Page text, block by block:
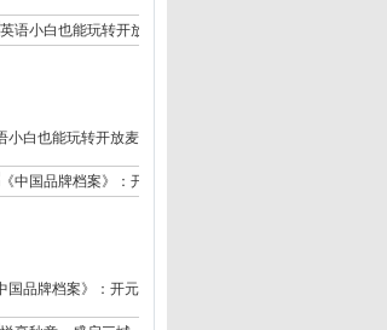
赛总决赛圆满落幕
小白也能玩转开放麦？讯飞翻译机4.0教你如何做到
版将于10月19日在北京开启全国预售
国品牌档案》：开元咨询集团的卓越之旅